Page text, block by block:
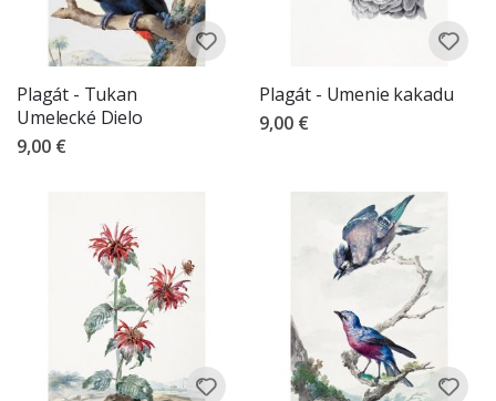
Plagát - Tukan
Umelecké Dielo
9,00 €
Plagát - Umenie kakadu
9,00 €